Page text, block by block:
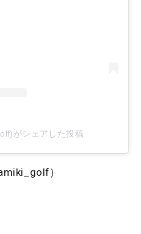
がシェアした投稿
）